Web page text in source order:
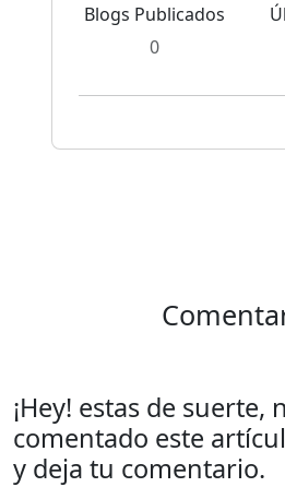
Blogs Publicados
0
¡Hey! estas de suerte,
comentado este
y deja tu comentario.